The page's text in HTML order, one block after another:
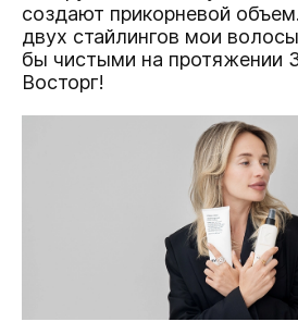
создают прикорневой
двух стайлингов мои
бы чистыми на протяжении
Восторг!